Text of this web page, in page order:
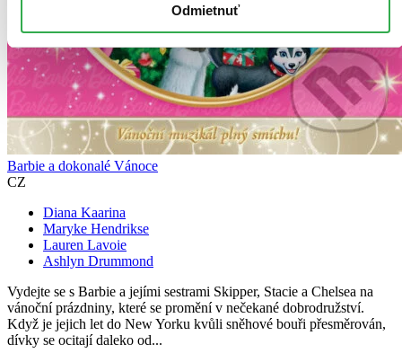
Odmietnuť
Barbie a dokonalé Vánoce
CZ
Diana Kaarina
Maryke Hendrikse
Lauren Lavoie
Ashlyn Drummond
Vydejte se s Barbie a jejími sestrami Skipper, Stacie a Chelsea na
vánoční prázdniny, které se promění v nečekané dobrodružství.
Když je jejich let do New Yorku kvůli sněhové bouři přesměrován,
dívky se ocitají daleko od...